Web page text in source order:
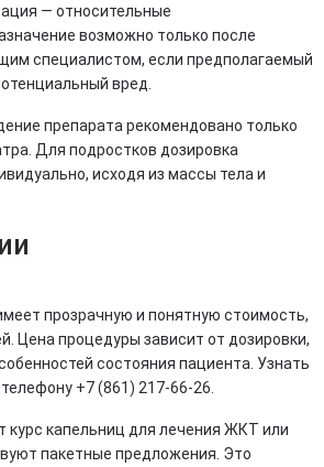
— относительные
возможно только после
специалистом, если предполагаемый
вред.
препарата рекомендовано только
Для подростков дозировка
исходя из массы тела и
прозрачную и понятную стоимость,
Цена процедуры зависит от дозировки,
состояния пациента. Узнать
+7 (861) 217-66-26.
курс капельниц для лечения ЖКТ или
пакетные предложения. Это